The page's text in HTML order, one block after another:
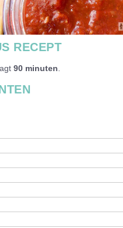
RECEPT
90 minuten.